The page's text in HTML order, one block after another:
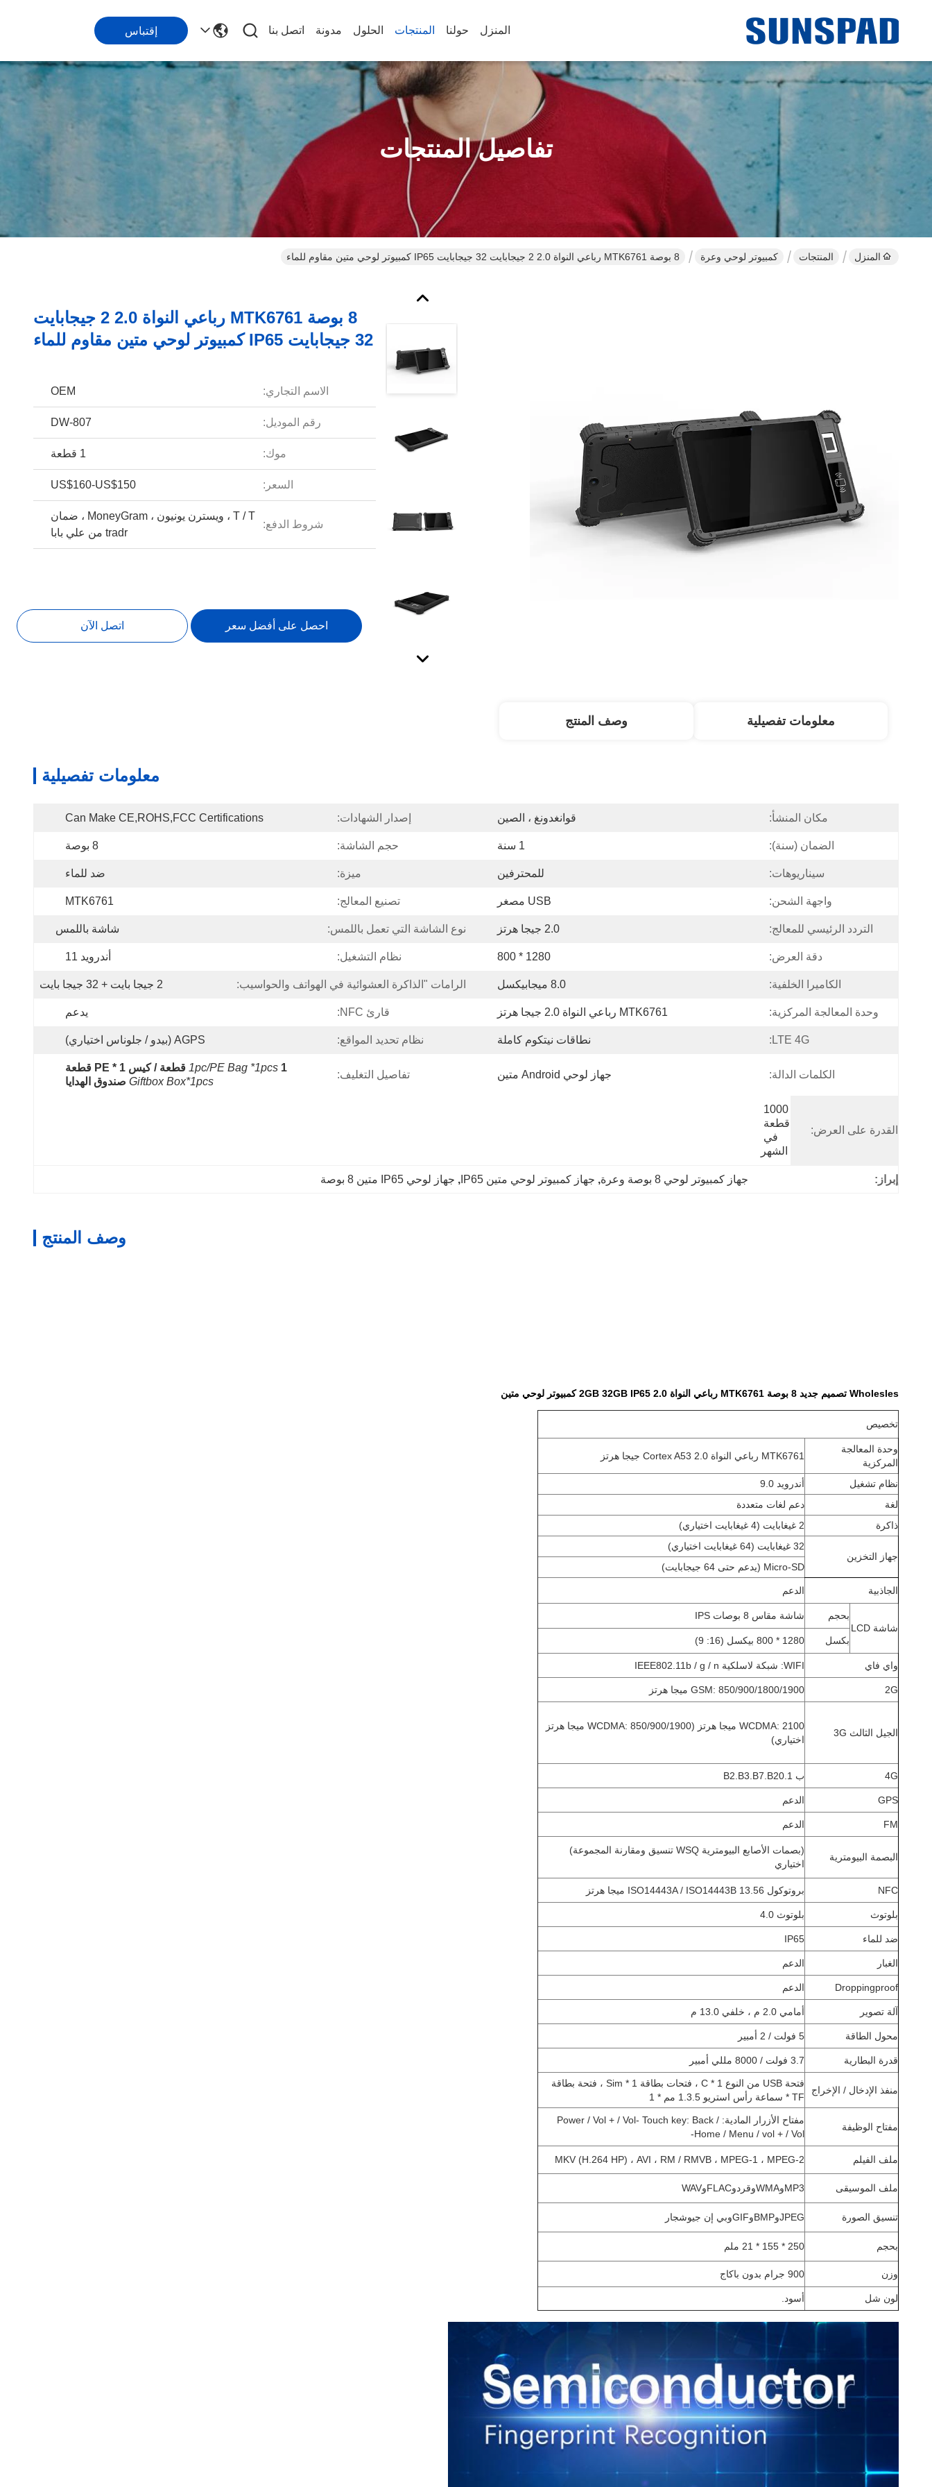
المنزل حولنا المنتجات الحلول مدونة اتصل بنا إقتباس
تفاصيل المنتجات
المنزل المنتجات كمبيوتر لوحي وعرة 8 بوصة MTK6761 رباعي النواة 2.0 2 جيجابايت 32 جيجابايت IP65 كمبيوتر لوحي متين مقاوم للماء
8 بوصة MTK6761 رباعي النواة 2.0 2 جيجابايت
32 جيجابايت IP65 كمبيوتر لوحي متين مقاوم للماء
الاسم التجاري: OEM
رقم الموديل: DW-807
موك: 1 قطعة
السعر: US$160-US$150
شروط الدفع:
T / T ، ويسترن يونيون ، MoneyGram ، ضمان
tradr من علي بابا
احصل على أفضل سعر اتصل الآن
معلومات تفصيلية وصف المنتج
معلومات تفصيلية
مكان المنشأ: قوانغدونغ ، الصين إصدار الشهادات: Can Make CE,ROHS,FCC Certifications
الضمان (سنة): 1 سنة حجم الشاشة: 8 بوصة
سيناريوهات: للمحترفين ميزة: ضد للماء
واجهة الشحن: USB مصغر تصنيع المعالج: MTK6761
التردد الرئيسي للمعالج: 2.0 جيجا هرتز نوع الشاشة التي تعمل باللمس: شاشة باللمس
دقة العرض: 1280 * 800 نظام التشغيل: أندرويد 11
الكاميرا الخلفية: 8.0 ميجابيكسل الرامات "الذاكرة العشوائية في الهواتف والحواسيب: 2 جيجا بايت + 32 جيجا بايت
وحدة المعالجة المركزية: MTK6761 رباعي النواة 2.0 جيجا هرتز قارئ NFC: يدعم
LTE 4G: نطاقات نيتكوم كاملة نظام تحديد المواقع: AGPS (بيدو / جلوناس اختياري)
الكلمات الدالة: جهاز لوحي Android متين تفاصيل التغليف:
1pc/PE Bag *1pcs 1 قطعة / كيس PE * 1 قطعة
Giftbox Box*1pcs صندوق الهدايا
القدرة على العرض:
الشهر
إبراز: جهاز كمبيوتر لوحي 8 بوصة وعرة , جهاز كمبيوتر لوحي متين IP65 , جهاز لوحي IP65 متين 8 بوصة
وصف المنتج
Wholesles تصميم جديد 8 بوصة MTK6761 رباعي النواة 2.0 2GB 32GB IP65 كمبيوتر لوحي متين
تخصيص
وحدة المعالجة
المركزية
MTK6761 رباعي النواة Cortex A53 2.0 جيجا هرتز
نظام تشغيل
أندرويد 9.0
لغة
دعم لغات متعددة
ذاكرة
2 غيغابايت (4 غيغابايت اختياري)
جهاز التخزين
32 غيغابايت (64 غيغابايت اختياري)
Micro-SD (يدعم حتى 64 جيجابايت)
الجاذبية الدعم
شاشة LCD
بحجم شاشة مقاس 8 بوصات IPS
بكسل 1280 * 800 بيكسل (16: 9)
واي فاي WIFI: شبكة لاسلكية IEEE802.11b / g / n
2G GSM: 850/900/1800/1900 ميجا هرتز
الجيل الثالث 3G
WCDMA: 2100 ميجا هرتز (WCDMA: 850/900/1900 ميجا هرتز
اختياري)
4G ب 1.B2.B3.B7.B20
GPS الدعم
FM الدعم
البصمة البيومترية
(
بصمات الأصابع البيومترية WSQ تنسيق ومقارنة المجموعة)
اختياري
NFC بروتوكول ISO14443A / ISO14443B 13.56 ميجا هرتز
بلوتوث بلوتوث 4.0
ضد للماء IP65
الغبار الدعم
Droppingproof الدعم
آلة تصوير أمامي 2.0 م ، خلفي 13.0 م
محول الطاقة 5 فولت / 2 أمبير
قدرة البطارية 3.7 فولت / 8000 مللي أمبير
منفذ الإدخال / الإخراج
فتحة USB من النوع C * 1 ، فتحات بطاقة Sim * 1 ، فتحة بطاقة
TF * سماعة رأس استريو 1.3.5 مم * 1
مفتاح الوظيفة
مفتاح الأزرار المادية: Power / Vol + / Vol- Touch key: Back /
Home / Menu / vol + / Vol-
ملف الفيلم MKV (H.264 HP) ، AVI ، RM / RMVB ، MPEG-1 ، MPEG-2
ملف الموسيقى MP3وWMAوقردوFLACوWAV
تنسيق الصورة JPEGوBMPوGIFوبي إن جيوشجار
بحجم 250 * 155 * 21 ملم
وزن 900 جرام بدون باكاج
لون شل أسود.